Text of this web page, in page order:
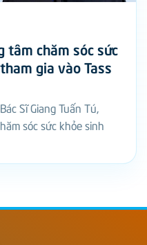
tâm chăm sóc sức
gia vào Tass
Sĩ Giang Tuấn Tú,
sóc sức khỏe sinh